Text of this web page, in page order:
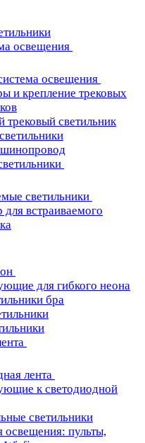
освещения
освещения
и крепление трековых
трековый светильник
светильники
для встраиваемого
для гибкого неона
бра
лента
к светодиодной
светильники
освещения: пульты,